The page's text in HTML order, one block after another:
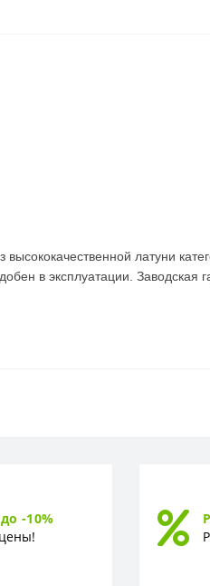
латуни
в эксплуатации. Заводская
-10%